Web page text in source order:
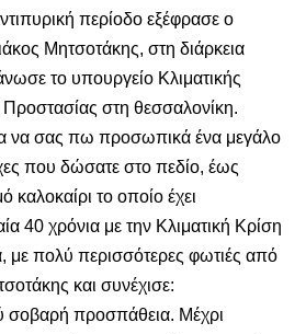
περίοδο εξέφρασε ο
Μητσοτάκης, στη διάρκεια
το υπουργείο Κλιματικής
Προστασίας στη θεσσαλονίκη.
να σας πω προσωπικά ένα μεγάλο
που δώσατε στο πεδίο, έως
καλοκαίρι το οποίο έχει
40 χρόνια με την Κλιματική Κρίση
με πολύ περισσότερες φωτιές από
και συνέχισε:
σοβαρή προσπάθεια. Μέχρι